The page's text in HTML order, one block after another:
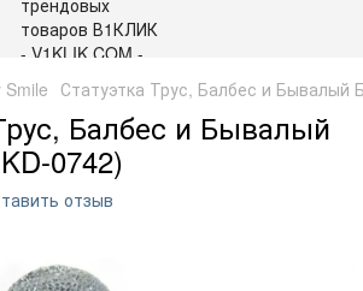
Smile Статуэтка Трус, Балбес и Бывалый
Балбес и Бывалый
0742)
отзыв